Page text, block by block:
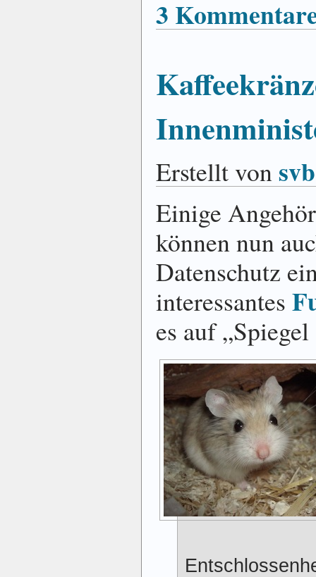
3
Erstellt vonsvb
Einige
können nun
Datenschutz
interessantes
es auf